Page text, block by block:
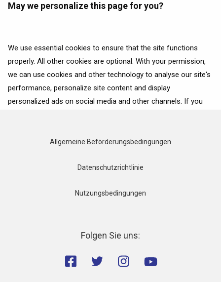
May we personalize this page for you?
We use essential cookies to ensure that the site functions
properly. All other cookies are optional. With your permission,
we can use cookies and other technology to analyse our site's
performance, personalize site content and display
personalized ads on social media and other channels. If you
interactions with the site, click on “Adjust selection”. To reject
only necessary cookies”. More details can be found on our
Accept only necessary cookies
Adjust selection
Die 9 magischsten
Weihnachtsmärkte Europas
airBaltic
Allgemeine Beförderungsbedingungen
Datenschutzrichtlinie
Nutzungsbedingungen
Folgen Sie uns: